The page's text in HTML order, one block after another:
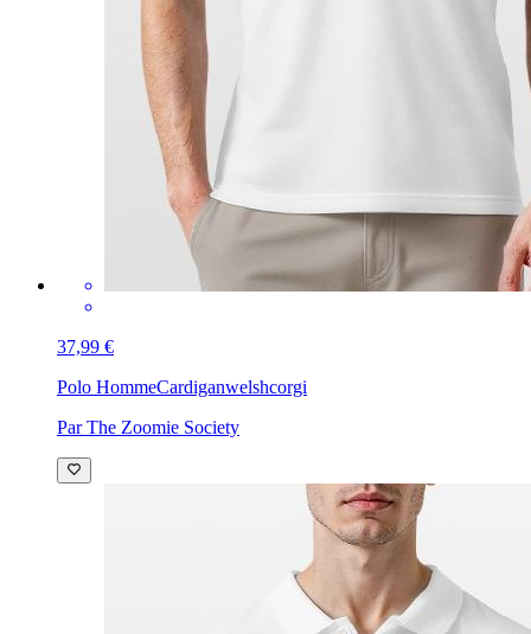
37,99 €
Polo HommeCardiganwelshcorgi
Par The Zoomie Society